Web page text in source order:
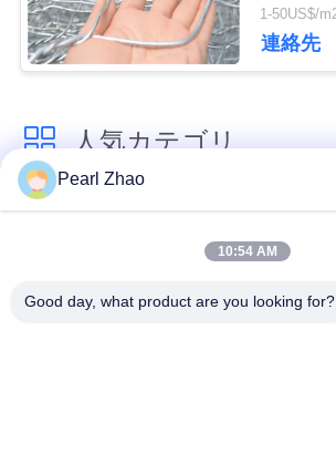
質
管
理
連
く
連絡先
人気カテゴリ
ュ
ガビオン製のマット
Pearl Zhao
10:54 AM
Good day, what product are you looking for?